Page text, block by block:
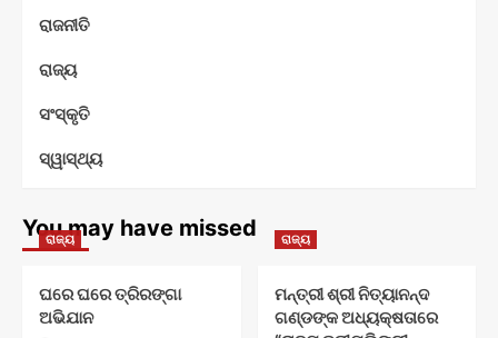
ରାଜନୀତି
ରାଜ୍ୟ
ସଂସ୍କୃତି
ସ୍ୱାସ୍ଥ୍ୟ
You may have missed
ରାଜ୍ୟ
ଘରେ ଘରେ ତ୍ରିରଙ୍ଗା
ଅଭିଯାନ
ରାଜ୍ୟ
ମନ୍ତ୍ରୀ ଶ୍ରୀ ନିତ୍ୟାନନ୍ଦ
ଗଣ୍ଡଙ୍କ ଅଧ୍ୟକ୍ଷତାରେ